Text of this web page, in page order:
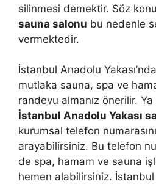
silinmesi demektir. Söz
sauna salonu bu nedenle
vermektedir.
İstanbul Anadolu
mutlaka sauna, spa ve
randevu almanız önerilir.
İstanbul Anadolu Yakası
kurumsal telefon
arayabilirsiniz. Bu telefon
de spa, hamam ve sauna
hemen alabilirsiniz. İstanbul